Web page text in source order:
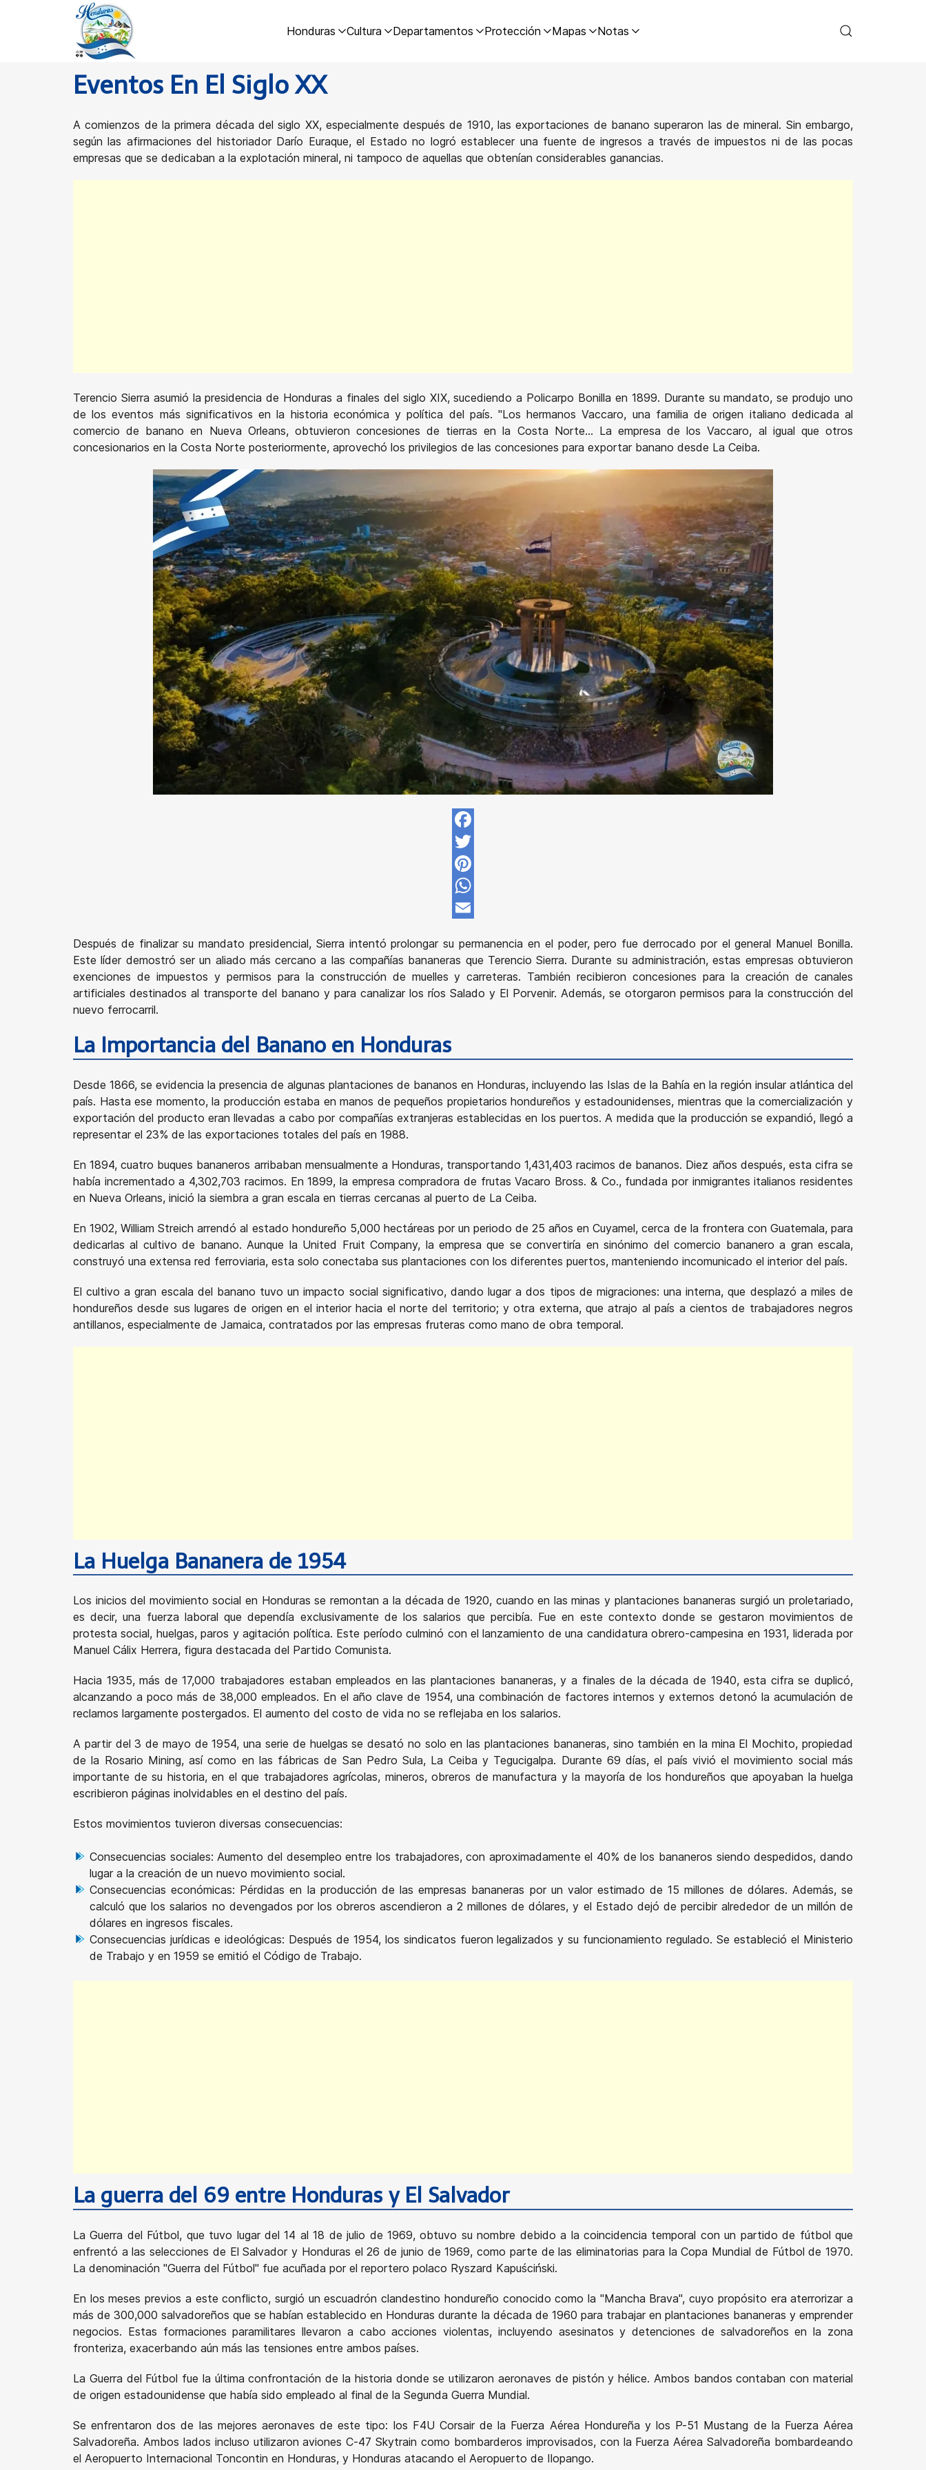
Honduras Cultura Departamentos Protección Mapas Notas
Eventos En El Siglo XX
A comienzos de la primera década del siglo XX, especialmente después de 1910, las exportaciones de banano superaron las de mineral. Sin embargo,
según las afirmaciones del historiador Darío Euraque, el Estado no logró establecer una fuente de ingresos a través de impuestos ni de las pocas
empresas que se dedicaban a la explotación mineral, ni tampoco de aquellas que obtenían considerables ganancias.
Terencio Sierra asumió la presidencia de Honduras a finales del siglo XIX, sucediendo a Policarpo Bonilla en 1899. Durante su mandato, se produjo uno
de los eventos más significativos en la historia económica y política del país. "Los hermanos Vaccaro, una familia de origen italiano dedicada al
comercio de banano en Nueva Orleans, obtuvieron concesiones de tierras en la Costa Norte... La empresa de los Vaccaro, al igual que otros
concesionarios en la Costa Norte posteriormente, aprovechó los privilegios de las concesiones para exportar banano desde La Ceiba.
Facebook
Twitter
Pinterest
WhatsApp
Después de finalizar su mandato presidencial, Sierra intentó prolongar su permanencia en el poder, pero fue derrocado por el general Manuel Bonilla.
Este líder demostró ser un aliado más cercano a las compañías bananeras que Terencio Sierra. Durante su administración, estas empresas obtuvieron
exenciones de impuestos y permisos para la construcción de muelles y carreteras. También recibieron concesiones para la creación de canales
artificiales destinados al transporte del banano y para canalizar los ríos Salado y El Porvenir. Además, se otorgaron permisos para la construcción del
nuevo ferrocarril.
La Importancia del Banano en Honduras
Desde 1866, se evidencia la presencia de algunas plantaciones de bananos en Honduras, incluyendo las Islas de la Bahía en la región insular atlántica del
país. Hasta ese momento, la producción estaba en manos de pequeños propietarios hondureños y estadounidenses, mientras que la comercialización y
exportación del producto eran llevadas a cabo por compañías extranjeras establecidas en los puertos. A medida que la producción se expandió, llegó a
representar el 23% de las exportaciones totales del país en 1988.
En 1894, cuatro buques bananeros arribaban mensualmente a Honduras, transportando 1,431,403 racimos de bananos. Diez años después, esta cifra se
había incrementado a 4,302,703 racimos. En 1899, la empresa compradora de frutas Vacaro Bross. & Co., fundada por inmigrantes italianos residentes
en Nueva Orleans, inició la siembra a gran escala en tierras cercanas al puerto de La Ceiba.
En 1902, William Streich arrendó al estado hondureño 5,000 hectáreas por un periodo de 25 años en Cuyamel, cerca de la frontera con Guatemala, para
dedicarlas al cultivo de banano. Aunque la United Fruit Company, la empresa que se convertiría en sinónimo del comercio bananero a gran escala,
construyó una extensa red ferroviaria, esta solo conectaba sus plantaciones con los diferentes puertos, manteniendo incomunicado el interior del país.
El cultivo a gran escala del banano tuvo un impacto social significativo, dando lugar a dos tipos de migraciones: una interna, que desplazó a miles de
hondureños desde sus lugares de origen en el interior hacia el norte del territorio; y otra externa, que atrajo al país a cientos de trabajadores negros
antillanos, especialmente de Jamaica, contratados por las empresas fruteras como mano de obra temporal.
La Huelga Bananera de 1954
Los inicios del movimiento social en Honduras se remontan a la década de 1920, cuando en las minas y plantaciones bananeras surgió un proletariado,
es decir, una fuerza laboral que dependía exclusivamente de los salarios que percibía. Fue en este contexto donde se gestaron movimientos de
protesta social, huelgas, paros y agitación política. Este período culminó con el lanzamiento de una candidatura obrero-campesina en 1931, liderada por
Manuel Cálix Herrera, figura destacada del Partido Comunista.
Hacia 1935, más de 17,000 trabajadores estaban empleados en las plantaciones bananeras, y a finales de la década de 1940, esta cifra se duplicó,
alcanzando a poco más de 38,000 empleados. En el año clave de 1954, una combinación de factores internos y externos detonó la acumulación de
reclamos largamente postergados. El aumento del costo de vida no se reflejaba en los salarios.
A partir del 3 de mayo de 1954, una serie de huelgas se desató no solo en las plantaciones bananeras, sino también en la mina El Mochito, propiedad
de la Rosario Mining, así como en las fábricas de San Pedro Sula, La Ceiba y Tegucigalpa. Durante 69 días, el país vivió el movimiento social más
importante de su historia, en el que trabajadores agrícolas, mineros, obreros de manufactura y la mayoría de los hondureños que apoyaban la huelga
escribieron páginas inolvidables en el destino del país.
Estos movimientos tuvieron diversas consecuencias:
Consecuencias sociales: Aumento del desempleo entre los trabajadores, con aproximadamente el 40% de los bananeros siendo despedidos, dando
lugar a la creación de un nuevo movimiento social.
Consecuencias económicas: Pérdidas en la producción de las empresas bananeras por un valor estimado de 15 millones de dólares. Además, se
calculó que los salarios no devengados por los obreros ascendieron a 2 millones de dólares, y el Estado dejó de percibir alrededor de un millón de
dólares en ingresos fiscales.
Consecuencias jurídicas e ideológicas: Después de 1954, los sindicatos fueron legalizados y su funcionamiento regulado. Se estableció el Ministerio
de Trabajo y en 1959 se emitió el Código de Trabajo.
La guerra del 69 entre Honduras y El Salvador
La Guerra del Fútbol, que tuvo lugar del 14 al 18 de julio de 1969, obtuvo su nombre debido a la coincidencia temporal con un partido de fútbol que
enfrentó a las selecciones de El Salvador y Honduras el 26 de junio de 1969, como parte de las eliminatorias para la Copa Mundial de Fútbol de 1970.
La denominación "Guerra del Fútbol" fue acuñada por el reportero polaco Ryszard Kapuściński.
En los meses previos a este conflicto, surgió un escuadrón clandestino hondureño conocido como la "Mancha Brava", cuyo propósito era aterrorizar a
más de 300,000 salvadoreños que se habían establecido en Honduras durante la década de 1960 para trabajar en plantaciones bananeras y emprender
negocios. Estas formaciones paramilitares llevaron a cabo acciones violentas, incluyendo asesinatos y detenciones de salvadoreños en la zona
fronteriza, exacerbando aún más las tensiones entre ambos países.
La Guerra del Fútbol fue la última confrontación de la historia donde se utilizaron aeronaves de pistón y hélice. Ambos bandos contaban con material
de origen estadounidense que había sido empleado al final de la Segunda Guerra Mundial.
Se enfrentaron dos de las mejores aeronaves de este tipo: los F4U Corsair de la Fuerza Aérea Hondureña y los P-51 Mustang de la Fuerza Aérea
Salvadoreña. Ambos lados incluso utilizaron aviones C-47 Skytrain como bombarderos improvisados, con la Fuerza Aérea Salvadoreña bombardeando
el Aeropuerto Internacional Toncontin en Honduras, y Honduras atacando el Aeropuerto de Ilopango.